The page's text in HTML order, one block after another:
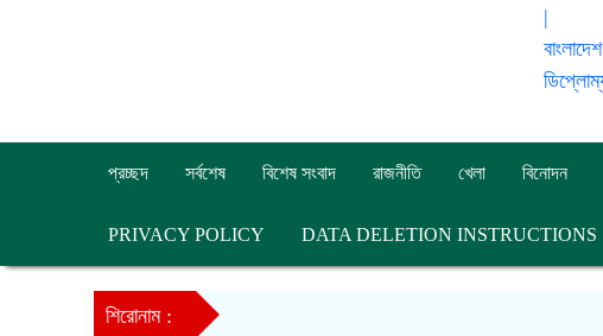
প্রচ্ছদ সর্বশেষ বিশেষ সংবাদ রাজনীতি খেলা বিনোদন
PRIVACY POLICY DATA DELETION INSTRUCTIONS
শিরোনাম :